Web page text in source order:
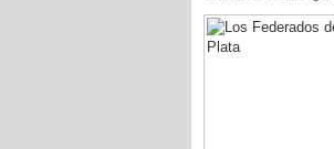
Gim. Artística
Duatlón-Triatlón
Golf